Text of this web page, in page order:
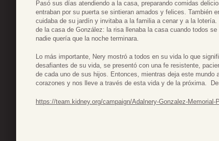
Pasó sus días atendiendo a la casa, preparando comidas
entraban por su puerta se sintieran amados y felices. También
cuidaba de su jardín y invitaba a la familia a cenar y a la
de la casa de González: la risa llenaba la casa cuando todos
nadie quería que la noche terminara.
Lo más importante, Nery mostró a todos en su vida lo que
desafiantes de su vida, se presentó con una fe resistente,
de cada uno de sus hijos. Entonces, mientras deja este mundo
corazones y nos lleve a través de esta vida y de la próxima.
https://team.kidney.org/campaign/Adalnery-Gonzalez-Memorial-